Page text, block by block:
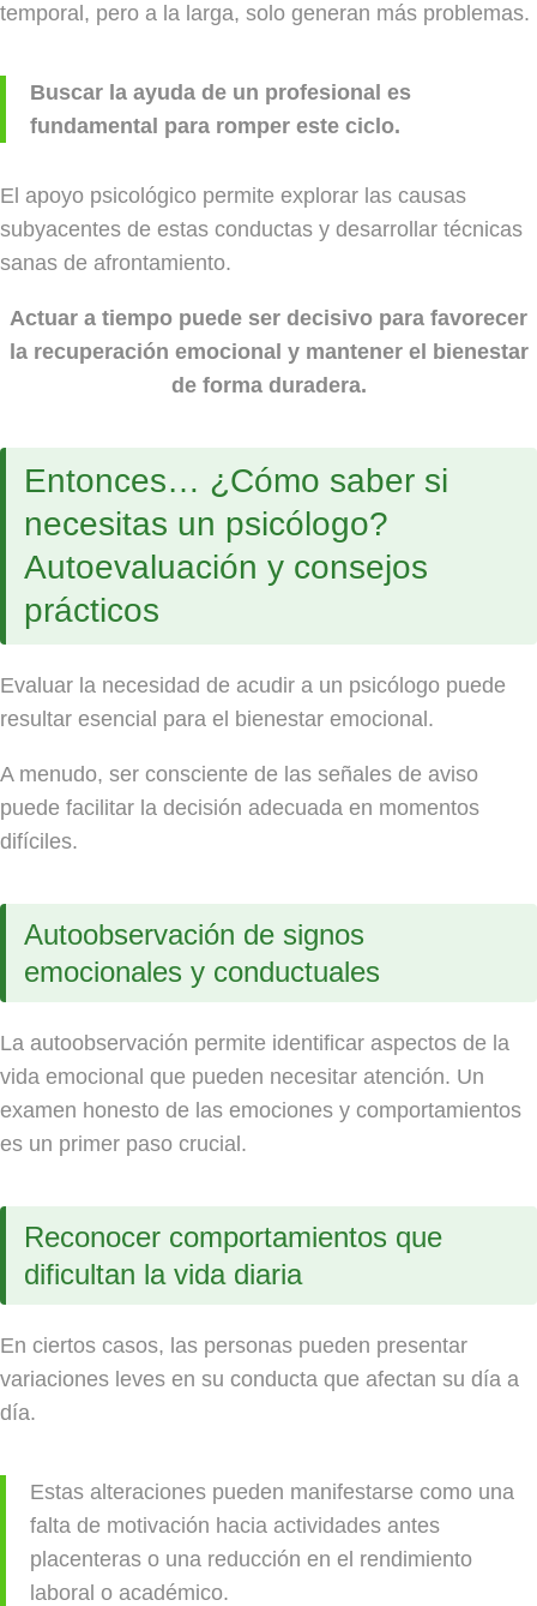
temporal, pero a la larga, solo generan más problemas.
Buscar la ayuda de un profesional es
fundamental para romper este ciclo.
El apoyo psicológico permite explorar las causas
subyacentes de estas conductas y desarrollar técnicas
sanas de afrontamiento.
Actuar a tiempo puede ser decisivo para favorecer
la recuperación emocional y mantener el bienestar
de forma duradera.
Entonces… ¿Cómo saber si
necesitas un psicólogo?
Autoevaluación y consejos
prácticos
Evaluar la necesidad de acudir a un psicólogo puede
resultar esencial para el bienestar emocional.
A menudo, ser consciente de las señales de aviso
puede facilitar la decisión adecuada en momentos
difíciles.
Autoobservación de signos
emocionales y conductuales
La autoobservación permite identificar aspectos de la
vida emocional que pueden necesitar atención. Un
examen honesto de las emociones y comportamientos
es un primer paso crucial.
Reconocer comportamientos que
dificultan la vida diaria
En ciertos casos, las personas pueden presentar
variaciones leves en su conducta que afectan su día a
día.
Estas alteraciones pueden manifestarse como una
falta de motivación hacia actividades antes
placenteras o una reducción en el rendimiento
laboral o académico.